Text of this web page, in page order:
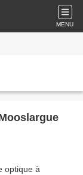
MENU